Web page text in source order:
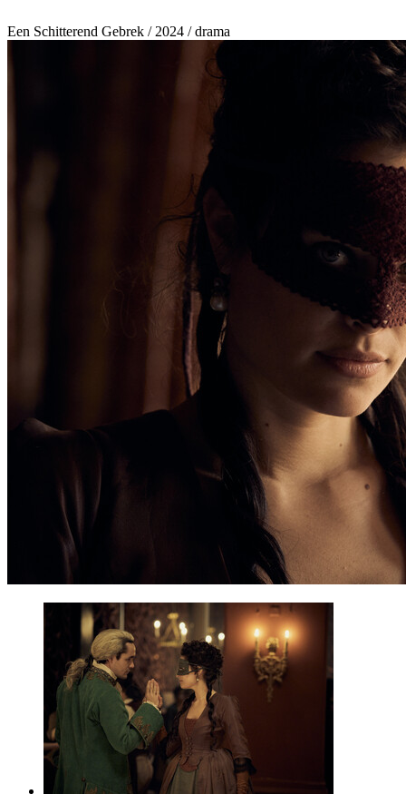
Een Schitterend Gebrek / 2024 / drama